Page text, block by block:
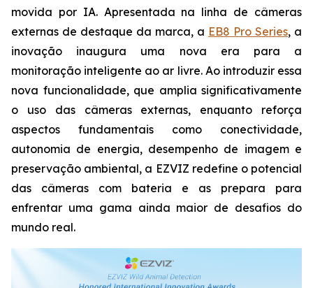
movida por IA. Apresentada na linha de câmeras
externas de destaque da marca, a EB8 Pro Series, a
inovação inaugura uma nova era para a
monitoração inteligente ao ar livre. Ao introduzir essa
nova funcionalidade, que amplia significativamente
o uso das câmeras externas, enquanto reforça
aspectos fundamentais como conectividade,
autonomia de energia, desempenho de imagem e
preservação ambiental, a EZVIZ redefine o potencial
das câmeras com bateria e as prepara para
enfrentar uma gama ainda maior de desafios do
mundo real.